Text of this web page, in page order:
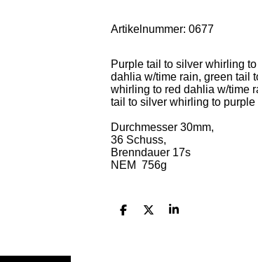
Artikelnummer: 0677
Purple tail to silver whirling
dahlia w/time rain, green tail
whirling to red dahlia w/time
tail to silver whirling to
Durchmesser 30mm,
36 Schuss,
Brenndauer 17s
NEM 756g
T
T
T